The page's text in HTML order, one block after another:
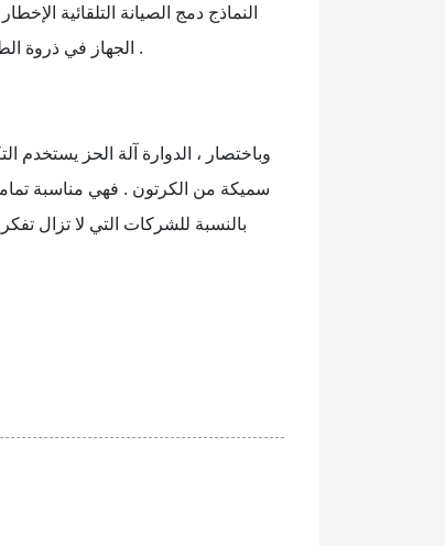
النماذج دمج الصيانة التلقائية
الجهاز في ذروة الطلب . بسبب انخفاض خطط الصيانة ، يمكن للمصنعين الحفاظ على مستويات الإنتاج المستمر ، واستخدام المعدات لفترة أطول .
وباختصار ، الدوارة آلة الحز يستخدم
سميكة من الكرتون . فهي مناسبة تماما
بالنسبة للشركات التي لا تزال